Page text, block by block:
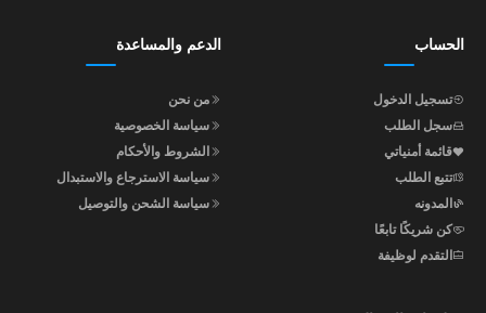
الحساب
تسجيل الدخول
سجل الطلب
قائمة أمنياتي
تتبع الطلب
المدونه
كن شريكًا تابعًا
التقدم لوظيفة
الدعم والمساعدة
من نحن
سياسة الخصوصية
الشروط والأحكام
سياسة الاسترجاع والاستبدال
سياسة الشحن والتوصيل